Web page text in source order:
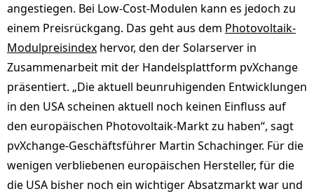
angestiegen. Bei Low-Cost-Modulen kann es jedoch zu
einem Preisrückgang. Das geht aus dem Photovoltaik-
Modulpreisindex hervor, den der Solarserver in
Zusammenarbeit mit der Handelsplattform pvXchange
präsentiert. „Die aktuell beunruhigenden Entwicklungen
in den USA scheinen aktuell noch keinen Einfluss auf
den europäischen Photovoltaik-Markt zu haben“, sagt
pvXchange-Geschäftsführer Martin Schachinger. Für die
wenigen verbliebenen europäischen Hersteller, für die
die USA bisher noch ein wichtiger Absatzmarkt war und